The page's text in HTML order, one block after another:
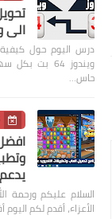
الى
ويندوز 64
حاس…
السلام عليكم ورحمة
الأعزاء، أقدم لكم